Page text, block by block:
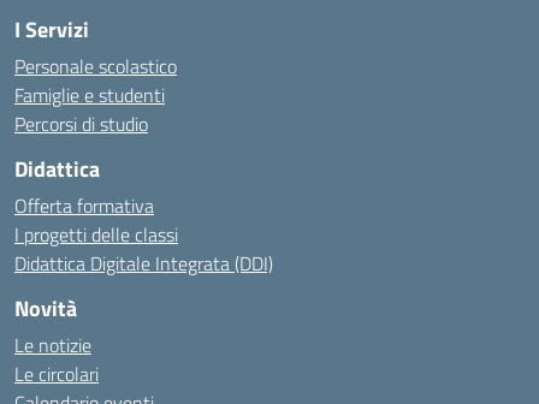
I Servizi
Personale scolastico
Famiglie e studenti
Percorsi di studio
Didattica
Offerta formativa
I progetti delle classi
Didattica Digitale Integrata (DDI)
Novità
Le notizie
Le circolari